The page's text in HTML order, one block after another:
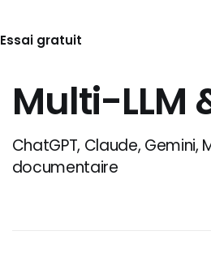
Essai gratuit
Multi-LLM
ChatGPT, Claude,
documentaire